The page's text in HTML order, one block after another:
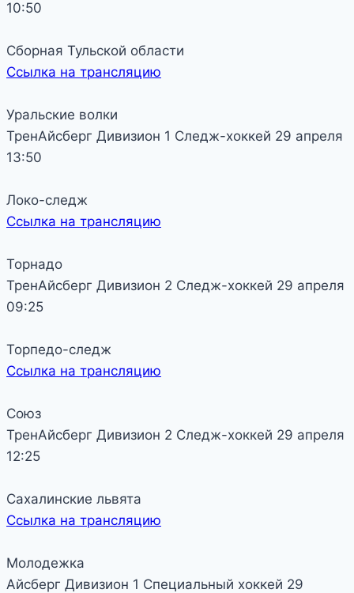
10:50
Сборная Тульской области
Ссылка на трансляцию
Уральские волки
ТренАйсберг Дивизион 1 Следж-хоккей 29 апреля
13:50
Локо-следж
Ссылка на трансляцию
Торнадо
ТренАйсберг Дивизион 2 Следж-хоккей 29 апреля
09:25
Торпедо-следж
Ссылка на трансляцию
Союз
ТренАйсберг Дивизион 2 Следж-хоккей 29 апреля
12:25
Сахалинские львята
Ссылка на трансляцию
Молодежка
Айсберг Дивизион 1 Специальный хоккей 29